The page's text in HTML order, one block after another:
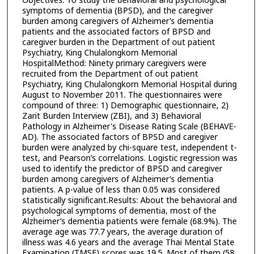
symptoms of dementia (BPSD), and the caregiver
burden among caregivers of Alzheimer’s dementia
patients and the associated factors of BPSD and
caregiver burden in the Department of out patient
Psychiatry, King Chulalongkorn Memorial
HospitalMethod: Ninety primary caregivers were
recruited from the Department of out patient
Psychiatry, King Chulalongkorn Memorial Hospital during
August to November 2011. The questionnaires were
compound of three: 1) Demographic questionnaire, 2)
Zarit Burden Interview (ZBI), and 3) Behavioral
Pathology in Alzheimer's Disease Rating Scale (BEHAVE-
AD). The associated factors of BPSD and caregiver
burden were analyzed by chi-square test, independent t-
test, and Pearson’s correlations. Logistic regression was
used to identify the predictor of BPSD and caregiver
burden among caregivers of Alzheimer’s dementia
patients. A p-value of less than 0.05 was considered
statistically significant.Results: About the behavioral and
psychological symptoms of dementia, most of the
Alzheimer’s dementia patients were female (68.9%). The
average age was 77.7 years, the average duration of
illness was 4.6 years and the average Thai Mental State